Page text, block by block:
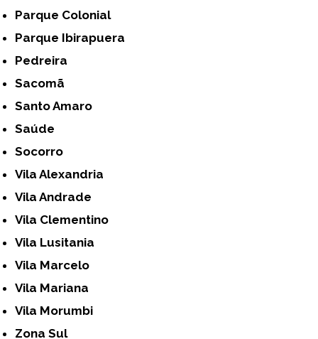
Parque Colonial
Parque Ibirapuera
Pedreira
Sacomã
Santo Amaro
Saúde
Socorro
Vila Alexandria
Vila Andrade
Vila Clementino
Vila Lusitania
Vila Marcelo
Vila Mariana
Vila Morumbi
Zona Sul